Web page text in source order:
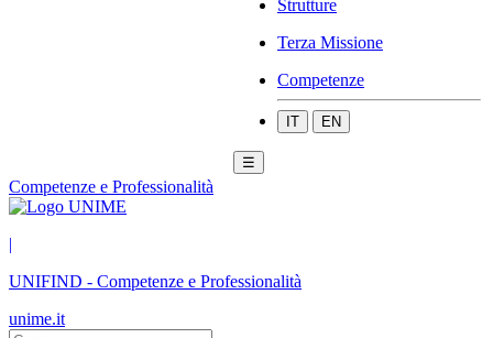
Strutture
Terza Missione
Competenze
IT EN
☰
Competenze e Professionalità
|
UNIFIND - Competenze e Professionalità
unime.it